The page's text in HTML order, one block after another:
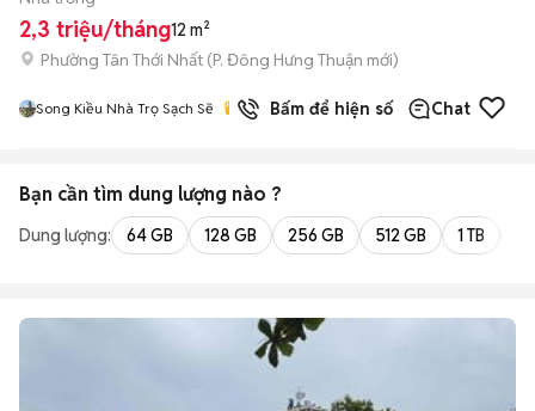
2,3 triệu/tháng12 m²
Phường Tân Thới Nhất (P. Đông Hưng Thuận mới)
Song Kiều Nhà Trọ Sạch Sẽ Bấm để hiện số Chat
Bạn cần tìm dung lượng nào ?
Dung lượng: 64 GB 128 GB 256 GB 512 GB 1 TB